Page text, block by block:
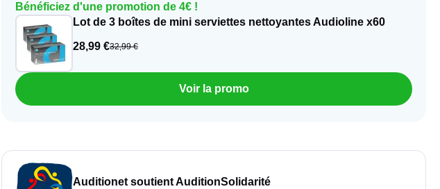
Bénéficiez d'une promotion de 4€ !
Lot de 3 boîtes de mini serviettes nettoyantes Audioline x60
28,99 €32,99 €
Voir la promo
Auditionet soutient AuditionSolidarité